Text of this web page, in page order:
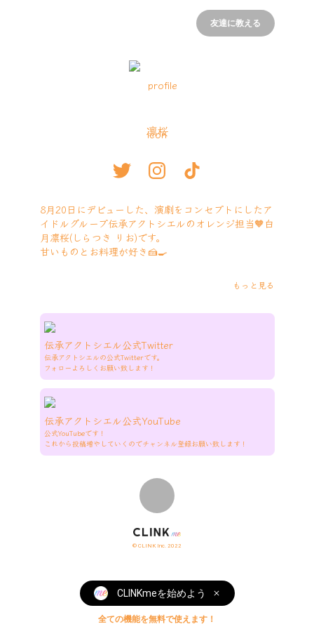
友達に教える
凛桜
8月20日にデビューした、演劇をコンセプトにしたア
イドルグループ伝承アクトシエルのオレンジ担当🧡白
月凛桜(しらつき りお)です。
甘いものとお料理が好き🍰🍳
SNSのフォローよろしくお願いしま〜す⋆⸜🧡⸝‍⋆もっと見る
伝承アクトシエル公式Twitter
伝承アクトシエルの公式Twitterです。
フォローよろしくお願い致します！
伝承アクトシエル公式YouTube
公式YouTubeです！
これから投稿増やしていくのでチャンネル登録お願い致します！
© CLINK Inc. 2022
CLINKmeを始めよう
全ての機能を無料で使えます！